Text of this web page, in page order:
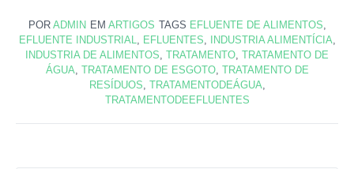
POR ADMIN EM ARTIGOS TAGS EFLUENTE DE ALIMENTOS,
EFLUENTE INDUSTRIAL, EFLUENTES, INDUSTRIA ALIMENTÍCIA,
INDUSTRIA DE ALIMENTOS, TRATAMENTO, TRATAMENTO DE
ÁGUA, TRATAMENTO DE ESGOTO, TRATAMENTO DE
RESÍDUOS, TRATAMENTODEÁGUA,
TRATAMENTODEEFLUENTES